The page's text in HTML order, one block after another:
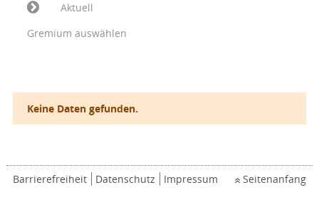
Aktuell
Gremium auswählen
Keine Daten gefunden.
Barrierefreiheit Datenschutz Impressum Seitenanfang